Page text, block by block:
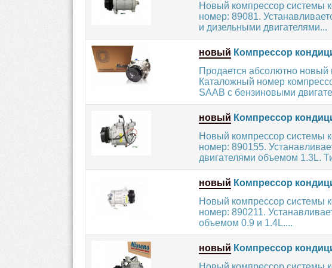
Новый компрессор системы
номер: 89081.
и дизельными двигателями...
новый Компрессор
Продается абсолютно
Каталожный номер
SAAB с бензиновыми
новый Компрессор
Новый компрессор системы
номер: 890155.
двигателями объемом 1.3L.
новый Компрессор
Новый компрессор системы
номер: 890211.
объемом 0.9 и 1.4L....
новый Компрессор